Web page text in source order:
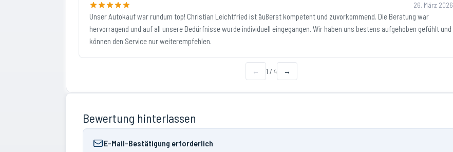
26. März 2026
Unser Autokauf war rundum top! Christian Leichtfried ist äußerst kompetent und zuvorkommend. Die Beratung war
hervorragend und auf all unsere Bedürfnisse wurde individuell eingegangen. Wir haben uns bestens aufgehoben gefühlt und
können den Service nur weiterempfehlen.
← 1 / 4 →
Bewertung hinterlassen
E-Mail-Bestätigung erforderlich